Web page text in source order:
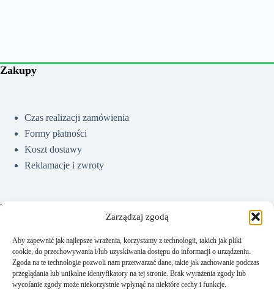
Zarządzaj zgodą
Aby zapewnić jak najlepsze wrażenia, korzystamy z technologii, takich jak pliki
cookie, do przechowywania i/lub uzyskiwania dostępu do informacji o urządzeniu.
Zgoda na te technologie pozwoli nam przetwarzać dane, takie jak zachowanie podczas
przeglądania lub unikalne identyfikatory na tej stronie. Brak wyrażenia zgody lub
wycofanie zgody może niekorzystnie wpłynąć na niektóre cechy i funkcje.
Zakupy
Czas realizacji zamówienia
Formy płatności
Koszt dostawy
Reklamacje i zwroty
Pomoc
Jak kupować?
Częste pytania
Polityka prywatności